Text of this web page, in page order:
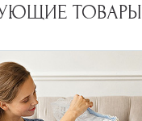
ТОВАРЫ